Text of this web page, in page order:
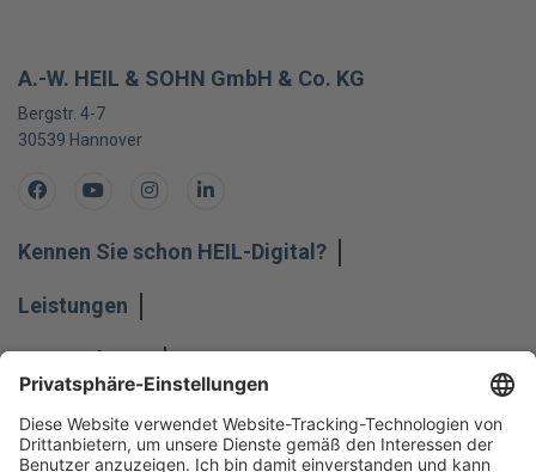
A.-W. HEIL & SOHN GmbH & Co. KG
Bergstr. 4-7
30539 Hannover
FacebookYoutubeInstagramLinkedIn
Kennen Sie schon HEIL-Digital?
Leistungen
Unternehmen